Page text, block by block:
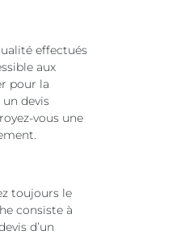
effectués
aux
pour la
devis
vous une
toujours le
consiste à
d’un